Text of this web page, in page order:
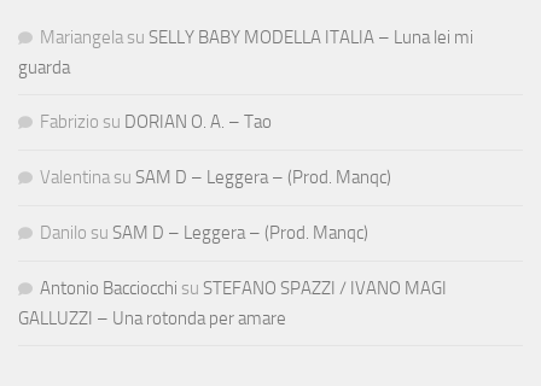
Mariangela su SELLY BABY MODELLA ITALIA – Luna lei mi
guarda
Fabrizio su DORIAN O. A. – Tao
Valentina su SAM D – Leggera – (Prod. Manqc)
Danilo su SAM D – Leggera – (Prod. Manqc)
Antonio Bacciocchi su STEFANO SPAZZI / IVANO MAGI
GALLUZZI – Una rotonda per amare